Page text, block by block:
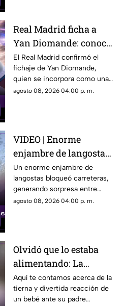
Real Madrid ficha a
Yan Diomande: conoce
al nuevo refuerzo que
llega al club español
El Real Madrid confirmó el
fichaje de Yan Diomande,
quien se incorpora como una
de las nuevas apuestas del
agosto 08, 2026 04:00 p. m.
VIDEO | Enorme
enjambre de langostas
bloquea carreteras
Un enorme enjambre de
langostas bloqueó carreteras,
generando sorpresa entre
conductores y usuarios que
agosto 08, 2026 04:00 p. m.
Olvidó que lo estaba
alimentando: La
divertida mirada de un
pequeño mientras su
Aquí te contamos acerca de la
tierna y divertida reacción de
un bebé ante su padre